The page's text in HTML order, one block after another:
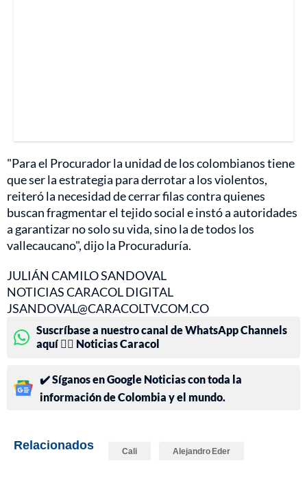
"Para el Procurador la unidad de los colombianos tiene
que ser la estrategia para derrotar a los violentos,
reiteró la necesidad de cerrar filas contra quienes
buscan fragmentar el tejido social e instó a autoridades
a garantizar no solo su vida, sino la de todos los
vallecaucano", dijo la Procuraduría.
JULIÁN CAMILO SANDOVAL
NOTICIAS CARACOL DIGITAL
JSANDOVAL@CARACOLTV.COM.CO
Suscríbase a nuestro canal de WhatsApp Channels
aquí 👉🏻 Noticias Caracol
✔️ Síganos en Google Noticias con toda la
información de Colombia y el mundo.
Relacionados Cali Alejandro Eder